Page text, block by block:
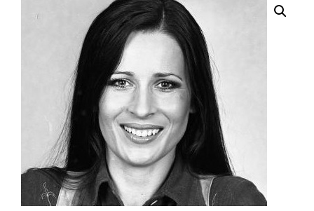
KAPCSOLAT
CONTACT